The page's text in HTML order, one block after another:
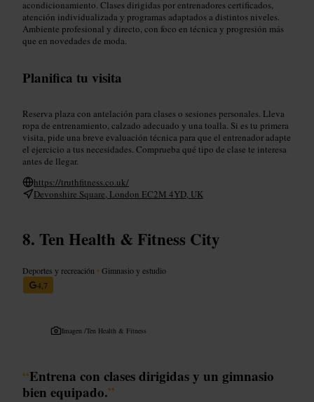
acondicionamiento. Clases dirigidas por entrenadores certificados,
atención individualizada y programas adaptados a distintos niveles.
Ambiente profesional y directo, con foco en técnica y progresión más
que en novedades de moda.
Planifica tu visita
Reserva plaza con antelación para clases o sesiones personales. Lleva
ropa de entrenamiento, calzado adecuado y una toalla. Si es tu primera
visita, pide una breve evaluación técnica para que el entrenador adapte
el ejercicio a tus necesidades. Comprueba qué tipo de clase te interesa
antes de llegar.
https://truthfitness.co.uk/
Devonshire Square, London EC2M 4YD, UK
Ten Health & Fitness City
Deportes y recreación •Gimnasio y estudio
4,7
Imagen /Ten Health & Fitness
“Entrena con clases dirigidas y un gimnasio
bien equipado.”